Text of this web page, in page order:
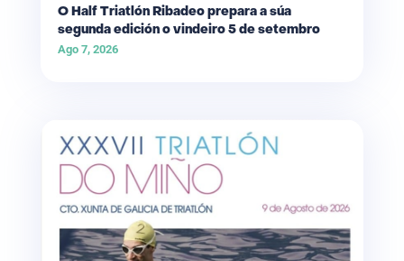
O Half Triatlón Ribadeo prepara a súa
segunda edición o vindeiro 5 de setembro
Ago 7, 2026